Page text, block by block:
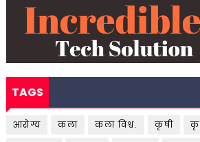
TAGS
आरोग्य कला कला विश्व. कृषी